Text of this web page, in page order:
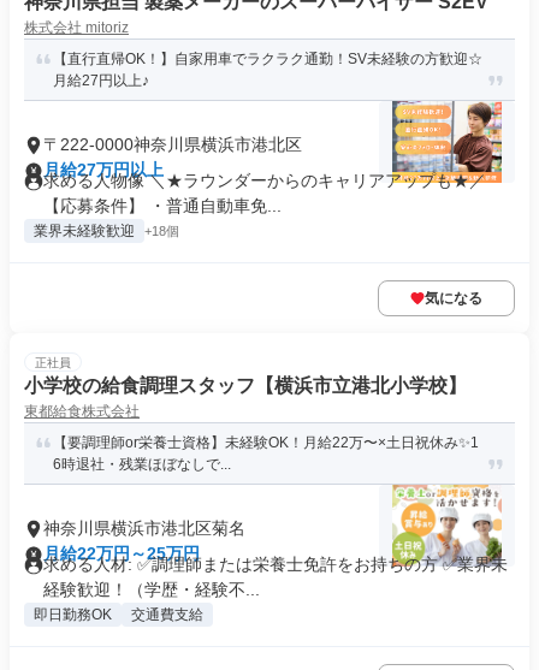
株式会社 mitoriz
【直行直帰OK！】自家用車でラクラク通勤！SV未経験の方歓迎☆
月給27円以上♪
〒222-0000神奈川県横浜市港北区
月給27万円以上
求める人物像 ＼★ラウンダーからのキャリアアップも★／
【応募条件】 ・普通自動車免...
業界未経験歓迎 +18個
気になる
正社員
小学校の給食調理スタッフ【横浜市立港北小学校】
東都給食株式会社
【要調理師or栄養士資格】未経験OK！月給22万〜×土日祝休み✨1
6時退社・残業ほぼなしで...
神奈川県横浜市港北区菊名
月給22万円～25万円
求める人材: ✅調理師または栄養士免許をお持ちの方 ✅業界未
経験歓迎！（学歴・経験不...
即日勤務OK 交通費支給